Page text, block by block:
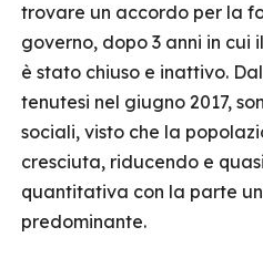
trovare un accordo per la
governo, dopo 3 anni in cui
è stato chiuso e inattivo.
tenutesi nel giugno 2017,
sociali, visto che la
cresciuta, riducendo e
quantitativa con la parte
predominante.